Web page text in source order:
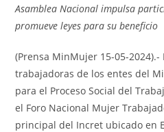
Asamblea Nacional impulsa
promueve leyes para su beneficio
(Prensa MinMujer 15-05-
trabajadoras de los entes del
para el Proceso Social del
el Foro Nacional Mujer
principal del Incret ubicado en